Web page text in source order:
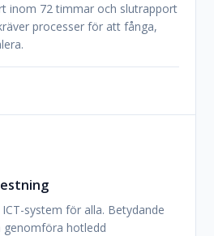
inom 72 timmar och slutrapport
processer för att fånga,
system för alla. Betydande
genomföra hotledd